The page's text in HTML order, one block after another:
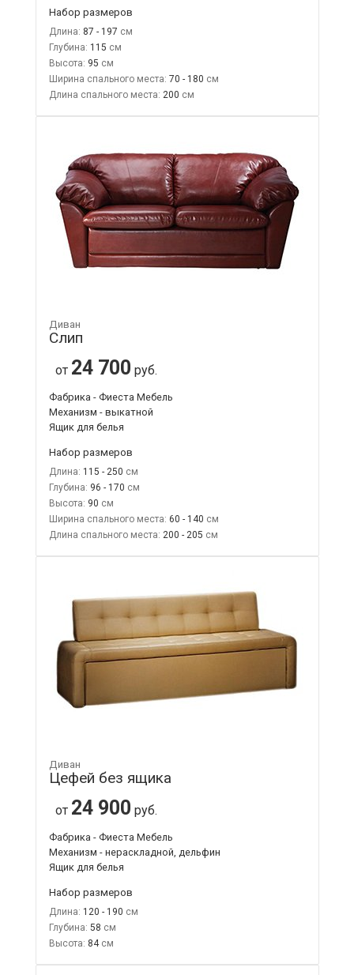
Набор размеров
Длина: 87 - 197
Глубина: 115
Высота: 95
Ширина спального места: 70 - 180
Длина спального места: 200
Диван
Слип
от 24 700 руб.
Фабрика - Фиеста Мебель
Механизм - выкатной
Ящик для белья
Набор размеров
Длина: 115 - 250
Глубина: 96 - 170
Высота: 90
Ширина спального места: 60 - 140
Длина спального места: 200 - 205
Диван
Цефей без ящика
от 24 900 руб.
Фабрика - Фиеста Мебель
Механизм - нераскладной, дельфин
Ящик для белья
Набор размеров
Длина: 120 - 190
Глубина: 58
Высота: 84